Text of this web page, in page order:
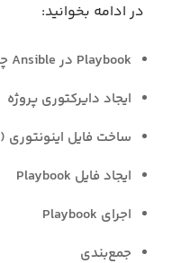
در ادامه بخوانید:
Playbook در Ansible چیست؟
ایجاد دایرکتوری پروژه
ساخت فایل اینونتوری (Inventory)
ایجاد فایل Playbook
اجرای Playbook
جمع‌بندی